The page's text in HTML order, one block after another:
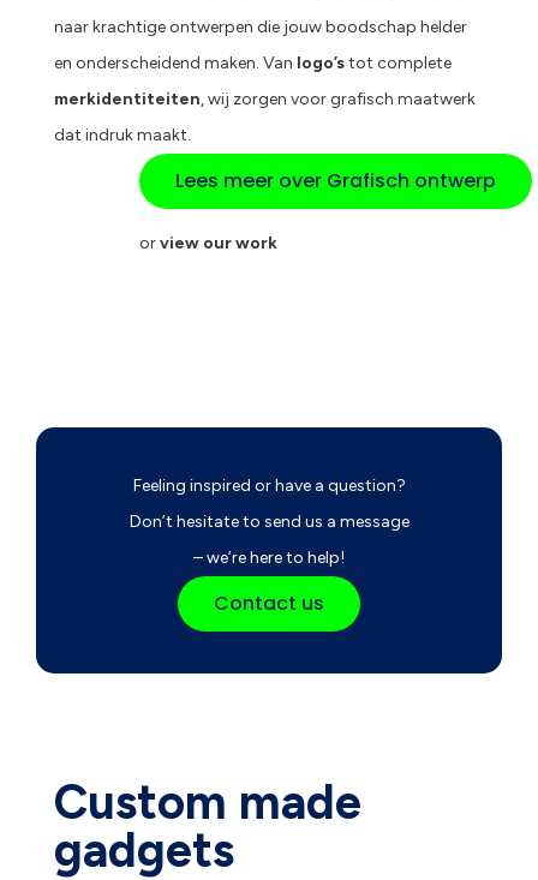
naar krachtige ontwerpen die jouw boodschap helder
en onderscheidend maken. Van logo’stot complete
merkidentiteiten, wij zorgen voor grafisch maatwerk
dat indruk maakt.
Lees meer over Grafisch ontwerp
orview our work
Feeling inspired or have a question?
Don’t hesitate to send us a message
– we’re here to help!
Contact us
Custom made
gadgets